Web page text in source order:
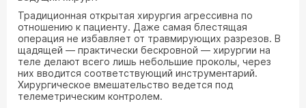
Традиционная открытая хирургия агрессивна по
отношению к пациенту. Даже самая блестящая
операция не избавляет от травмирующих разрезов. В
щадящей — практически бескровной — хирургии на
теле делают всего лишь небольшие проколы, через
них вводится соответствующий инструментарий.
Хирургическое вмешательство ведется под
телеметрическим контролем.